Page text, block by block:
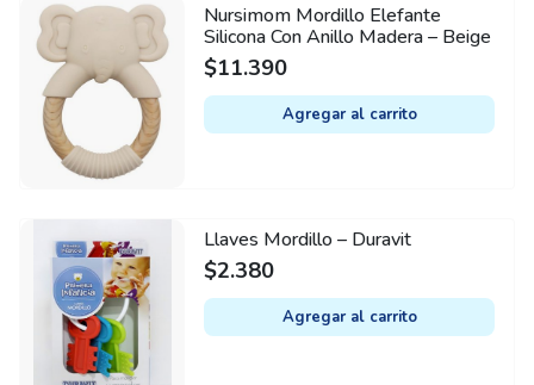
Nursimom Mordillo Elefante
Silicona Con Anillo Madera – Beige
$11.390
Agregar al carrito
Llaves Mordillo – Duravit
$2.380
Agregar al carrito